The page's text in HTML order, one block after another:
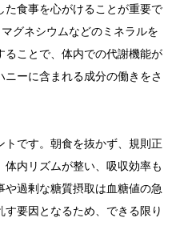
た食事を心がけることが重要で
グネシウムなどのミネラルを
ることで、体内での代謝機能が
ーに含まれる成分の働きをさ
です。朝食を抜かず、規則正
体内リズムが整い、吸収効率も
や過剰な糖質摂取は血糖値の急
す要因となるため、できる限り